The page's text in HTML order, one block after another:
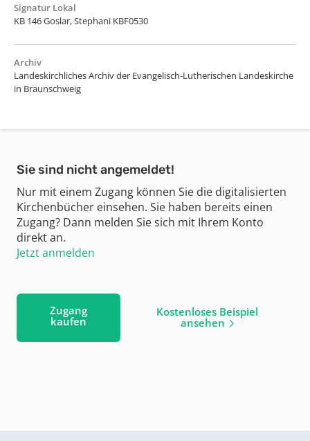
Signatur Lokal
KB 146 Goslar, Stephani KBF0530
Archiv
Landeskirchliches Archiv der Evangelisch-Lutherischen Landeskirche
in Braunschweig
Sie sind nicht angemeldet!
Nur mit einem Zugang können Sie die digitalisierten
Kirchenbücher einsehen. Sie haben bereits einen
Zugang? Dann melden Sie sich mit Ihrem Konto
direkt an.
Jetzt anmelden
Zugang
kaufen
Kostenloses Beispiel
ansehen